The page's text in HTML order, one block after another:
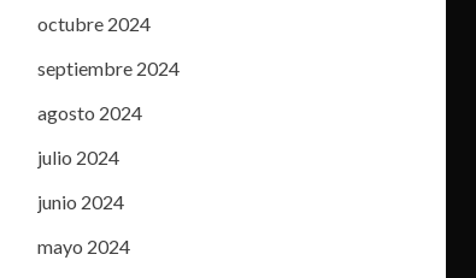
octubre 2024
septiembre 2024
agosto 2024
julio 2024
junio 2024
mayo 2024